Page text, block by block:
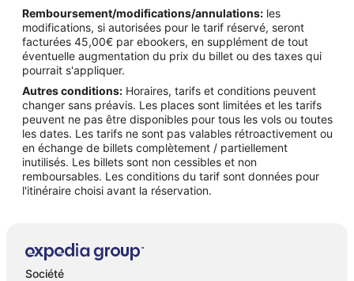
Remboursement/modifications/annulations: les
modifications, si autorisées pour le tarif réservé, seront
facturées 45,00€ par ebookers, en supplément de tout
éventuelle augmentation du prix du billet ou des taxes qui
pourrait s'appliquer.
Autres conditions: Horaires, tarifs et conditions peuvent
changer sans préavis. Les places sont limitées et les tarifs
peuvent ne pas être disponibles pour tous les vols ou toutes
les dates. Les tarifs ne sont pas valables rétroactivement ou
en échange de billets complètement / partiellement
inutilisés. Les billets sont non cessibles et non
remboursables. Les conditions du tarif sont données pour
l'itinéraire choisi avant la réservation.
Société